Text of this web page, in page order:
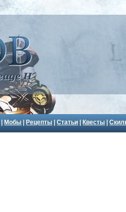
Мобы Рецепты |Статьи Квесты |